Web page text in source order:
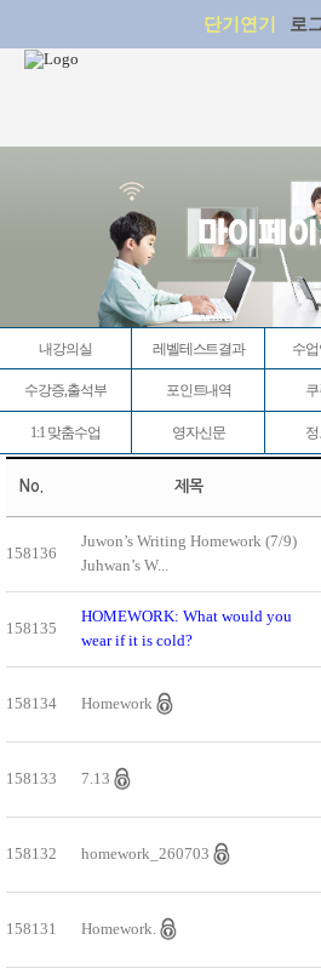
단기연기 로
마이페
내강의실 레벨테스트결과 수
수강증,출석부 포인트내역
1:1 맞춤수업 영자신문
No. 제목
158136
Juwon’s Writing Homework (7/9)
Juhwan’s W...
158135
HOMEWORK: What would you
wear if it is cold?
158134 Homework
158133 7.13
158132 homework_260703
158131 Homework.